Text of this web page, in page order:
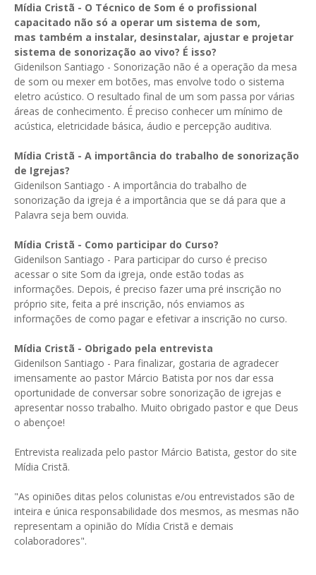
Mídia Cristã - O Técnico de Som é o profissional
capacitado não só a operar um sistema de som,
mas também a instalar, desinstalar, ajustar e projetar
sistema de sonorização ao vivo? É isso?
Gidenilson Santiago - Sonorização não é a operação da mesa
de som ou mexer em botões, mas envolve todo o sistema
eletro acústico. O resultado final de um som passa por várias
áreas de conhecimento. É preciso conhecer um mínimo de
acústica, eletricidade básica, áudio e percepção auditiva.
Mídia Cristã - A importância do trabalho de sonorização
de Igrejas?
Gidenilson Santiago - A importância do trabalho de
sonorização da igreja é a importância que se dá para que a
Palavra seja bem ouvida.
Mídia Cristã - Como participar do Curso?
Gidenilson Santiago - Para participar do curso é preciso
acessar o site Som da igreja, onde estão todas as
informações. Depois, é preciso fazer uma pré inscrição no
próprio site, feita a pré inscrição, nós enviamos as
informações de como pagar e efetivar a inscrição no curso.
Mídia Cristã - Obrigado pela entrevista
Gidenilson Santiago - Para finalizar, gostaria de agradecer
imensamente ao pastor Márcio Batista por nos dar essa
oportunidade de conversar sobre sonorização de igrejas e
apresentar nosso trabalho. Muito obrigado pastor e que Deus
o abençoe!
Entrevista realizada pelo pastor Márcio Batista, gestor do site
Mídia Cristã.
"As opiniões ditas pelos colunistas e/ou entrevistados são de
inteira e única responsabilidade dos mesmos, as mesmas não
representam a opinião do Mídia Cristã e demais
colaboradores".